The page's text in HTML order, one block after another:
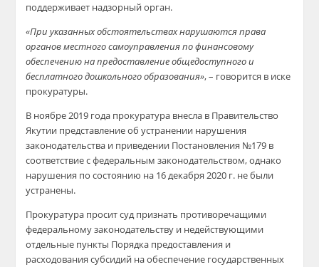
поддерживает надзорный орган.
«При указанных обстоятельствах нарушаются права
органов местного самоуправления по финансовому
обеспечению на предоставление общедоступного и
бесплатного дошкольного образования», – говорится в иске
прокуратуры.
В ноябре 2019 года прокуратура внесла в Правительство
Якутии представление об устранении нарушения
законодательства и приведении Постановления №179 в
соответствие с федеральным законодательством, однако
нарушения по состоянию на 16 декабря 2020 г. не были
устранены.
Прокуратура просит суд признать противоречащими
федеральному законодательству и недействующими
отдельные пункты Порядка предоставления и
расходования субсидий на обеспечение государственных